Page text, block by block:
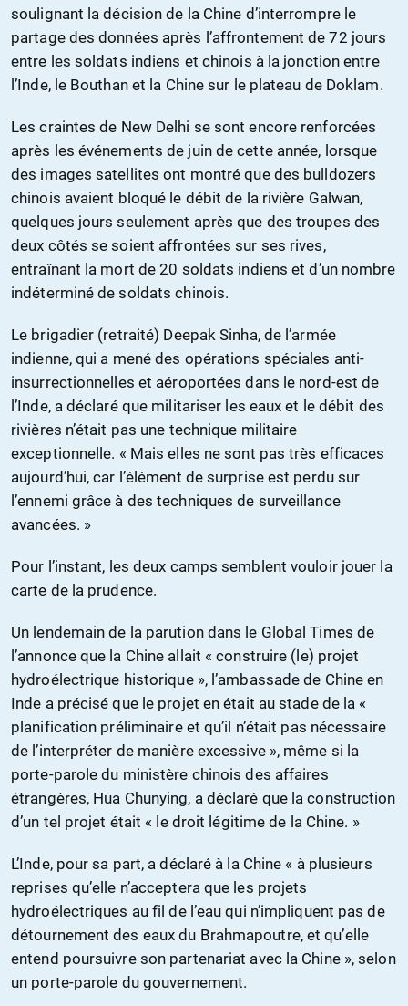
soulignant la décision de la Chine d’interrompre le
partage des données après l’affrontement de 72 jours
entre les soldats indiens et chinois à la jonction entre
l’Inde, le Bouthan et la Chine sur le plateau de Doklam.
Les craintes de New Delhi se sont encore renforcées
après les événements de juin de cette année, lorsque
des images satellites ont montré que des bulldozers
chinois avaient bloqué le débit de la rivière Galwan,
quelques jours seulement après que des troupes des
deux côtés se soient affrontées sur ses rives,
entraînant la mort de 20 soldats indiens et d’un nombre
indéterminé de soldats chinois.
Le brigadier (retraité) Deepak Sinha, de l’armée
indienne, qui a mené des opérations spéciales anti-
insurrectionnelles et aéroportées dans le nord-est de
l’Inde, a déclaré que militariser les eaux et le débit des
rivières n’était pas une technique militaire
exceptionnelle. « Mais elles ne sont pas très efficaces
aujourd’hui, car l’élément de surprise est perdu sur
l’ennemi grâce à des techniques de surveillance
avancées. »
Pour l’instant, les deux camps semblent vouloir jouer la
carte de la prudence.
Un lendemain de la parution dans le Global Times de
l’annonce que la Chine allait « construire (le) projet
hydroélectrique historique », l’ambassade de Chine en
Inde a précisé que le projet en était au stade de la «
planification préliminaire et qu’il n’était pas nécessaire
de l’interpréter de manière excessive », même si la
porte-parole du ministère chinois des affaires
étrangères, Hua Chunying, a déclaré que la construction
d’un tel projet était « le droit légitime de la Chine. »
L’Inde, pour sa part, a déclaré à la Chine « à plusieurs
reprises qu’elle n’acceptera que les projets
hydroélectriques au fil de l’eau qui n’impliquent pas de
détournement des eaux du Brahmapoutre, et qu’elle
entend poursuivre son partenariat avec la Chine », selon
un porte-parole du gouvernement.